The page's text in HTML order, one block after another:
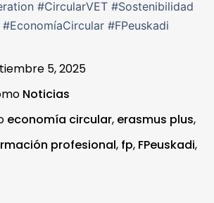
#CircularVET #Sostenibilidad
#FPeuskadi
5, 2025
Noticias
economía circular, erasmus plus,
profesional, fp, FPeuskadi,